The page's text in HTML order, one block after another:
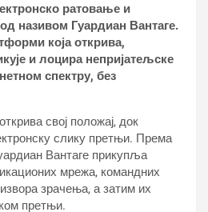
ратовање и
називом Гуардиан Вантаге.
која открива,
и лоцира непријатељске
спектру, без
свој положај, док
слику претњи. Према
Вантаге прикупља
мрежа, командних
зрачења, а затим их
претњи.